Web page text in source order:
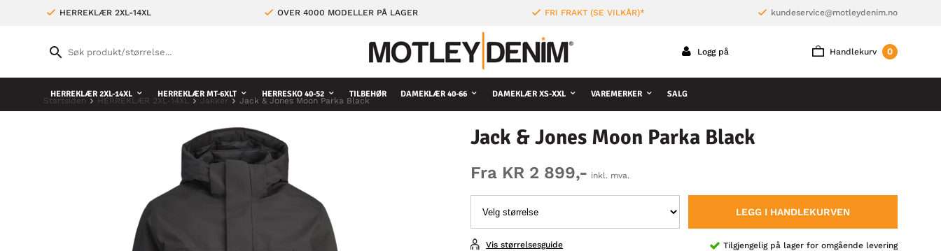
HERREKLÆR 2XL-14XL OVER 4000 MODELLER PÅ LAGER FRI FRAKT (SE VILKÅR)* kundeservice@motleydenim.no
Handlekurv 0
Logg på
HERREKLÆR 2XL-14XL HERREKLÆR MT-6XLT HERRESKO 40-52 TILBEHØR DAMEKLÆR 40-66 DAMEKLÆR XS-XXL VAREMERKER SALG
Startsiden HERREKLÆR 2XL-14XL Jakker Jack & Jones Moon Parka Black
Jack & Jones Moon Parka Black
Fra KR 2 899,- inkl. mva.
LEGG I HANDLEKURVEN
Tilgjengelig på lager for omgående levering
Vis størrelsesguide